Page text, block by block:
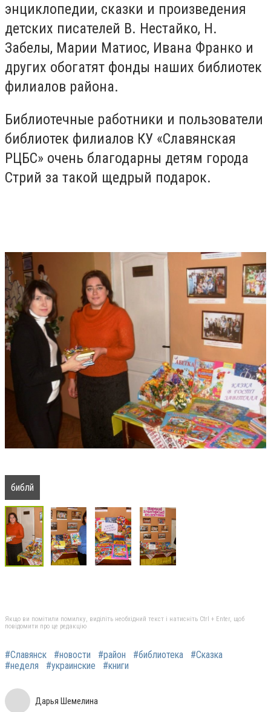
энциклопедии, сказки и произведения
детских писателей В. Нестайко, Н.
Забелы, Марии Матиос, Ивана Франко и
других обогатят фонды наших библиотек
филиалов района.
Библиотечные работники и пользователи
библиотек филиалов КУ «Славянская
РЦБС» очень благодарны детям города
Стрий за такой щедрый подарок.
библй
Якщо ви помітили помилку, виділіть необхідний текст і натисніть Ctrl + Enter, щоб
повідомити про це редакцію
#Славянск #новости #район #библиотека
#Сказка
#неделя
#украинские #книги
Дарья Шемелина